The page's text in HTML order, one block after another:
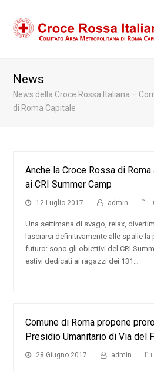
News
News della Croce Rossa Italiana –
di Roma Capitale
Anche la Croce Rossa di
ai CRI Summer Camp
12 Luglio 2017 admin
Una settimana di svago, relax,
lasciarsi definitivamente alle spalle la
futuro: sono gli obiettivi del CRI
estivi dedicati ai ragazzi dei 131…
Comune di Roma propone
Presidio Umanitario di Via del
28 Giugno 2017 admin